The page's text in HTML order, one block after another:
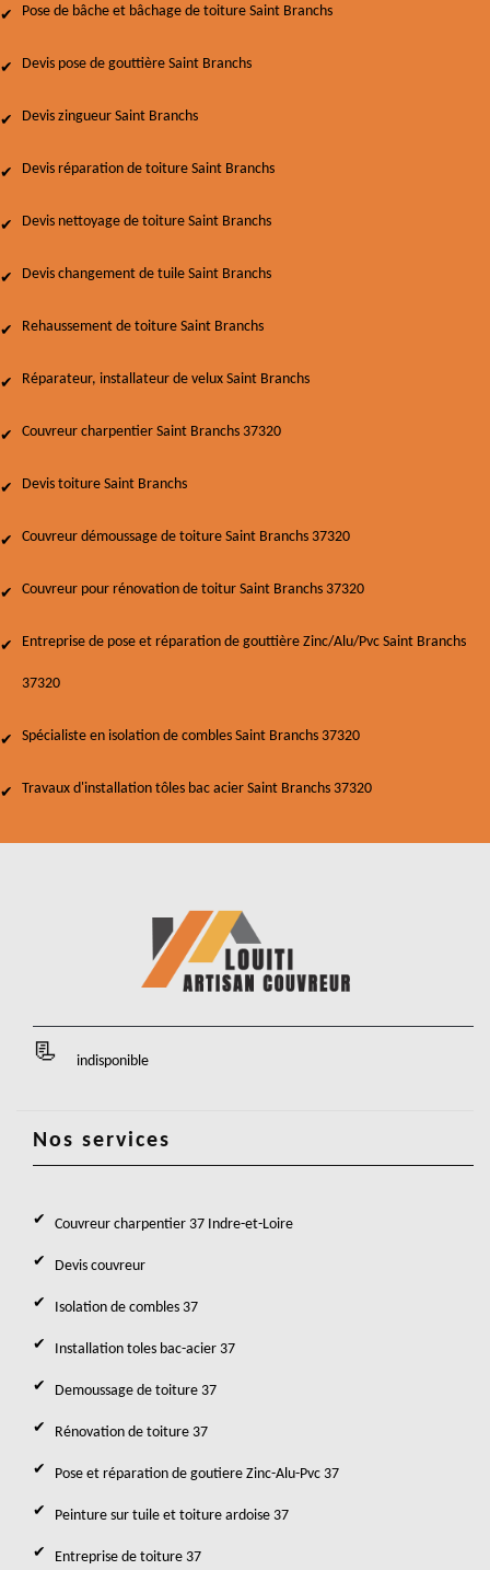
Pose de bâche et bâchage de toiture Saint Branchs
Devis pose de gouttière Saint Branchs
Devis zingueur Saint Branchs
Devis réparation de toiture Saint Branchs
Devis nettoyage de toiture Saint Branchs
Devis changement de tuile Saint Branchs
Rehaussement de toiture Saint Branchs
Réparateur, installateur de velux Saint Branchs
Couvreur charpentier Saint Branchs 37320
Devis toiture Saint Branchs
Couvreur démoussage de toiture Saint Branchs 37320
Couvreur pour rénovation de toitur Saint Branchs 37320
Entreprise de pose et réparation de gouttière Zinc/Alu/Pvc Saint Branchs
37320
Spécialiste en isolation de combles Saint Branchs 37320
Travaux d'installation tôles bac acier Saint Branchs 37320
indisponible
Nos services
Couvreur charpentier 37 Indre-et-Loire
Devis couvreur
Isolation de combles 37
Installation toles bac-acier 37
Demoussage de toiture 37
Rénovation de toiture 37
Pose et réparation de goutiere Zinc-Alu-Pvc 37
Peinture sur tuile et toiture ardoise 37
Entreprise de toiture 37